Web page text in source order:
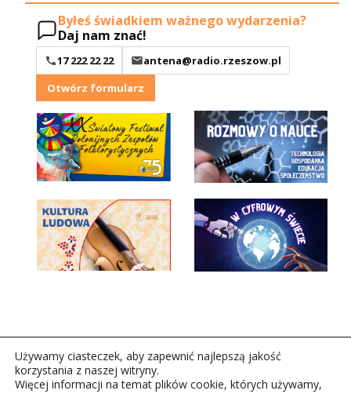
Byłeś świadkiem ważnego wydarzenia?
Daj nam znać!
17 222 22 22
antena@radio.rzeszow.pl
Otwórz formularz
Używamy ciasteczek, aby zapewnić najlepszą jakość
korzystania z naszej witryny.
Więcej informacji na temat plików cookie, których używamy,